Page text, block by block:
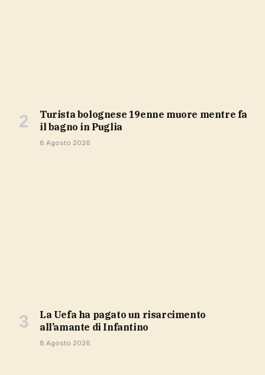
Turista bolognese 19enne muore mentre fa
il bagno in Puglia
8 Agosto 2026
la Uefa ha pagato un risarcimento
all’amante di Infantino
8 Agosto 2026